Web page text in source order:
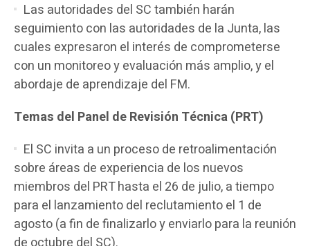
Las autoridades del SC también harán
seguimiento con las autoridades de la Junta, las
cuales expresaron el interés de comprometerse
con un monitoreo y evaluación más amplio, y el
abordaje de aprendizaje del FM.
Temas del Panel de Revisión Técnica (PRT)
El SC invita a un proceso de retroalimentación
sobre áreas de experiencia de los nuevos
miembros del PRT hasta el 26 de julio, a tiempo
para el lanzamiento del reclutamiento el 1 de
agosto (a fin de finalizarlo y enviarlo para la reunión